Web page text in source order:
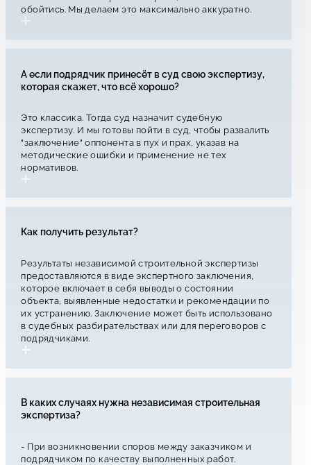
обойтись. Мы делаем это максимально аккуратно.
А если подрядчик принесёт в суд свою экспертизу,
которая скажет, что всё хорошо?
Это классика. Тогда суд назначит судебную
экспертизу. И мы готовы пойти в суд, чтобы развалить
"заключение" оппонента в пух и прах, указав на
методические ошибки и применение не тех
нормативов.
Как получить результат?
Результаты независимой строительной экспертизы
предоставляются в виде экспертного заключения,
которое включает в себя выводы о состоянии
объекта, выявленные недостатки и рекомендации по
их устранению. Заключение может быть использовано
в судебных разбирательствах или для переговоров с
подрядчиками.
В каких случаях нужна независимая строительная
экспертиза?
- При возникновении споров между заказчиком и
подрядчиком по качеству выполненных работ.